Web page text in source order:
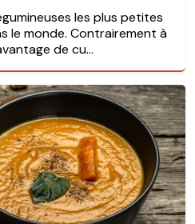
les plus petites
le monde. Contrairement à
de cu...